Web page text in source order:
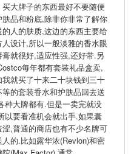
牌子的东西最好不要随便
肤品和粉底,除非你非常了解你
的人的肤质,这边的东西主要给
人设计,所以一般淡雅的香水眼
膏就很好,适应性强,还好带.另
每年都有套装礼品盒卖,
我就买了十来二十块钱到三十
等的套装香水和护肤品回去送
种大牌都有.但是一卖完就没
以要看准机会就出手.如果囊
涩,普通的商店也有不少名牌可
人的.比如露华浓(Revlon)和密